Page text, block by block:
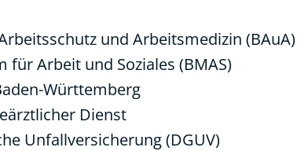
und Arbeitsmedizin (BAuA)
für Arbeit und Soziales (BMAS)
Württemberg
Dienst
Unfallversicherung (DGUV)